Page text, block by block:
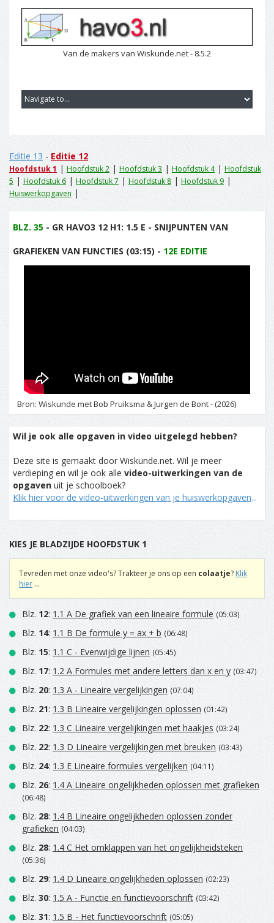
Van de makers van Wiskunde.net - 8.5.2
Editie 13 - Editie 12
Hoofdstuk 1 | Hoofdstuk 2 | Hoofdstuk 3 | Hoofdstuk 4| Hoofdstuk
5 | Hoofdstuk 6 | Hoofdstuk 7 | Hoofdstuk 8 | Hoofdstuk 9 |
Huiswerkopgaven |
BLZ. 35 - GR HAVO3 12 H1: 1.5 E - SNIJPUNTEN VAN
GRAFIEKEN VAN FUNCTIES (03:15) - 12E EDITIE
Bron: Wiskunde met Bob Pruiksma & Jurgen de Bont - (2026)
Wil je ook alle opgaven in video uitgelegd hebben?
Deze site is gemaakt door Wiskunde.net. Wil je meer
verdieping en wil je ook alle video-uitwerkingen van de
opgaven uit je schoolboek?
Klik hier voor de video-uitwerkingen van je huiswerkopgaven...
KIES JE BLADZIJDE HOOFDSTUK 1
Tevreden met onze video's? Trakteer je ons op een colaatje? Klik
hier ...
Blz. 12: 1.1 A De grafiek van een lineaire formule (05:03)
Blz. 14: 1.1 B De formule y = ax + b (06:48)
Blz. 15: 1.1 C - Evenwijdige lijnen (05:45)
Blz. 17: 1.2 A Formules met andere letters dan x en y (03:47)
Blz. 20: 1.3 A - Lineaire vergelijkingen (07:04)
Blz. 21: 1.3 B Lineaire vergelijkingen oplossen (01:42)
Blz. 22: 1.3 C Lineaire vergelijkingen met haakjes (03:24)
Blz. 22: 1.3 D Lineaire vergelijkingen met breuken (03:43)
Blz. 24: 1.3 E Lineaire formules vergelijken (04:11)
Blz. 26: 1.4 A Lineaire ongelijkheden oplossen met grafieken
(06:48)
Blz. 28: 1.4 B Lineaire ongelijkheden oplossen zonder
grafieken (04:03)
Blz. 28: 1.4 C Het omklappen van het ongelijkheidsteken
(05:36)
Blz. 29: 1.4 D Lineaire ongelijkheden oplossen (02:23)
Blz. 30: 1.5 A - Functie en functievoorschrift (03:42)
Blz. 31: 1.5 B - Het functievoorschrift (05:05)